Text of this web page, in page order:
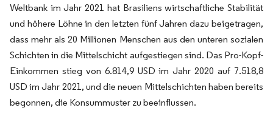
Weltbank im Jahr 2021 hat Brasiliens wirtschaftliche Stabilität
und höhere Löhne in den letzten fünf Jahren dazu beigetragen,
dass mehr als 20 Millionen Menschen aus den unteren sozialen
Schichten in die Mittelschicht aufgestiegen sind. Das Pro-Kopf-
Einkommen stieg von 6.814,9 USD im Jahr 2020 auf 7.518,8
USD im Jahr 2021, und die neuen Mittelschichten haben bereits
begonnen, die Konsummuster zu beeinflussen.